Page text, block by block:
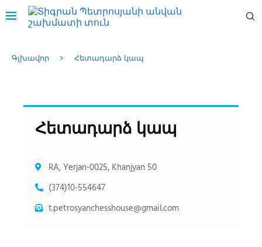
Գլխավոր Հետադարձ կապ
Հետադարձ կապ
RA, Yerjan-0025, Khanjyan 50
(374)10-554647
t.petrosyanchesshouse@gmail.com